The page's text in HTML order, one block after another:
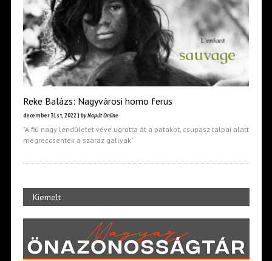
Reke Balázs: Nagyvárosi homo ferus
december 31st, 2022 | by Napút Online
"A fiú nagy lendületet véve ugrotta át a patakot, csupasz talpai alatt
megreccsentek a száraz gallyak"
Kiemelt